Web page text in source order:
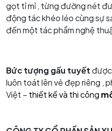
gọt tỉ mỉ , từng đường nét
động tác khéo léo cùng sự
đến một tác phẩm nghệ
Bức tượng gấu tuyết
luôn toát lên vẻ đẹp riêng ,
Việt – thiết kế và thi công